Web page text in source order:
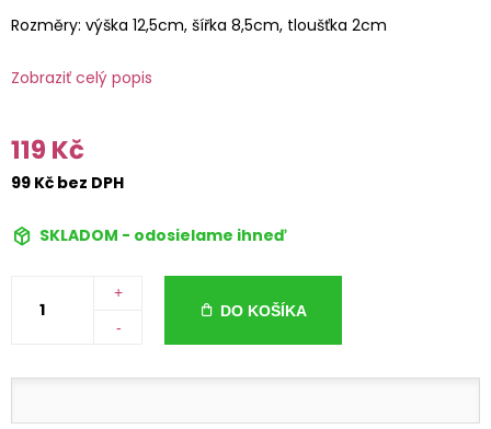
Rozměry: výška 12,5cm, šířka 8,5cm, tloušťka 2cm
Zobraziť celý popis
119 Kč
99 Kč bez DPH
SKLADOM - odosielame ihneď
+
-
DO KOŠÍKA